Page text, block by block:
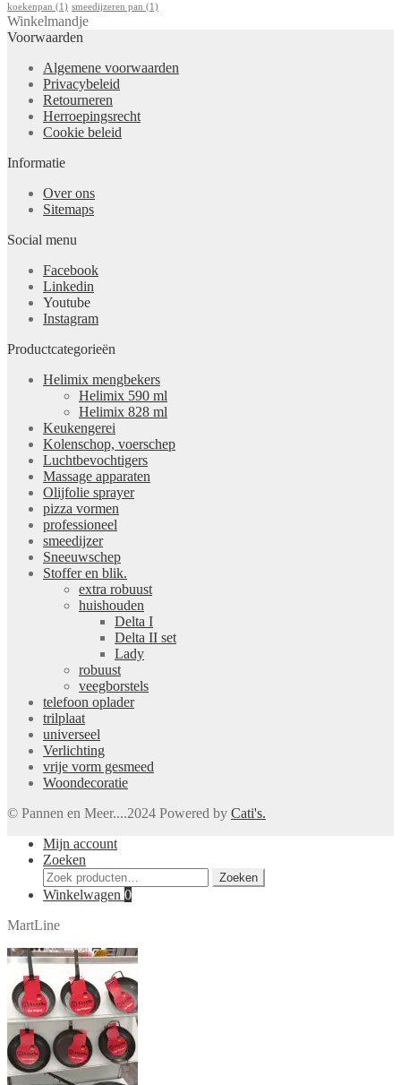
koekenpan (1) smeedijzeren pan (1)
Winkelmandje
Voorwaarden
Algemene voorwaarden
Privacybeleid
Retourneren
Herroepingsrecht
Cookie beleid
Informatie
Over ons
Sitemaps
Social menu
Facebook
Linkedin
Youtube
Instagram
Productcategorieën
Helimix mengbekers
Helimix 590 ml
Helimix 828 ml
Keukengerei
Kolenschop, voerschep
Luchtbevochtigers
Massage apparaten
Olijfolie sprayer
pizza vormen
professioneel
smeedijzer
Sneeuwschep
Stoffer en blik.
extra robuust
huishouden
Delta I
Delta II set
Lady
robuust
veegborstels
telefoon oplader
trilplaat
universeel
Verlichting
vrije vorm gesmeed
Woondecoratie
© Pannen en Meer....2024 Powered by Cati's.
Mijn account
Zoeken
Zoeken
naar:
Zoeken
Winkelwagen 0
MartLine